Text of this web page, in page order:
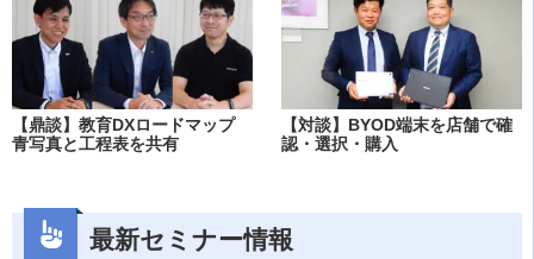
【鼎談】教育DXロードマップ
青写真と工程表を共有
【対談】BYOD端末を店舗で確
認・選択・購入
最新セミナー情報